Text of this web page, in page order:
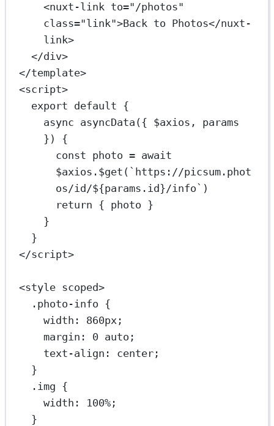
<nuxt-link to="/photos"
class="link">Back to Photos</nuxt-
link>
</div>
</template>
<script>
export default {
async asyncData ({ $axios , params
}) {
const photo = await
$axios. $get ( `https://picsum.phot
os/id/${params . id}/info` )
return { photo }
}
}
</script>
<style scoped>
.photo-info {
width : 860px ;
margin : 0 auto ;
text-align : center ;
}
.img {
width : 100% ;
}